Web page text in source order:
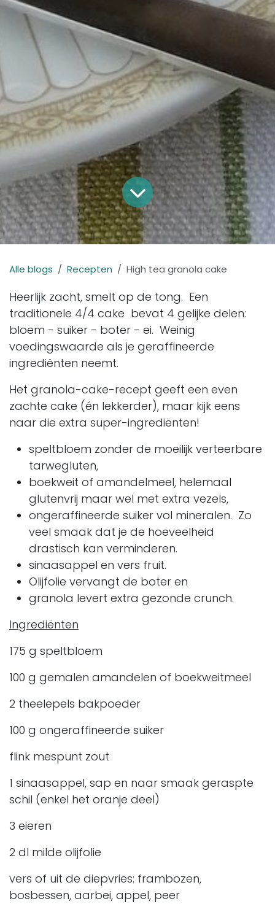
Alle blogs Recepten High tea granola cake
Heerlijk zacht, smelt op de tong. Een
traditionele 4/4 cake bevat 4 gelijke delen:
bloem - suiker - boter - ei. Weinig
voedingswaarde als je geraffineerde
ingrediënten neemt.
Het granola-cake-recept geeft een even
zachte cake (én lekkerder), maar kijk eens
naar die extra super-ingrediënten!
speltbloem zonder de moeilijk verteerbare
tarwegluten,
boekweit of amandelmeel, helemaal
glutenvrij maar wel met extra vezels,
ongeraffineerde suiker vol mineralen. Zo
veel smaak dat je de hoeveelheid
drastisch kan verminderen.
sinaasappel en vers fruit.
Olijfolie vervangt de boter en
granola levert extra gezonde crunch.
Ingrediënten
175 g speltbloem
100 g gemalen amandelen of boekweitmeel
2 theelepels bakpoeder
100 g ongeraffineerde suiker
flink mespunt zout
1 sinaasappel, sap en naar smaak geraspte
schil (enkel het oranje deel)
3 eieren
2 dl milde olijfolie
vers of uit de diepvries: frambozen,
bosbessen, aarbei, appel, peer